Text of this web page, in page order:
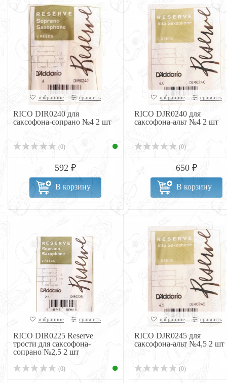
избранное сравнить
RICO DIR0240 для
саксофона-сопрано №4 2 шт
(0)
592 ₽
В корзину
избранное сравнить
RICO DJR0240 для
саксофона-альт №4 2 шт
(0)
650 ₽
В корзину
избранное сравнить
RICO DIR0225 Reserve
трости для саксофона-
сопрано №2,5 2 шт
(0)
избранное сравнить
RICO DJR0245 для
саксофона-альт №4,5 2 шт
(0)